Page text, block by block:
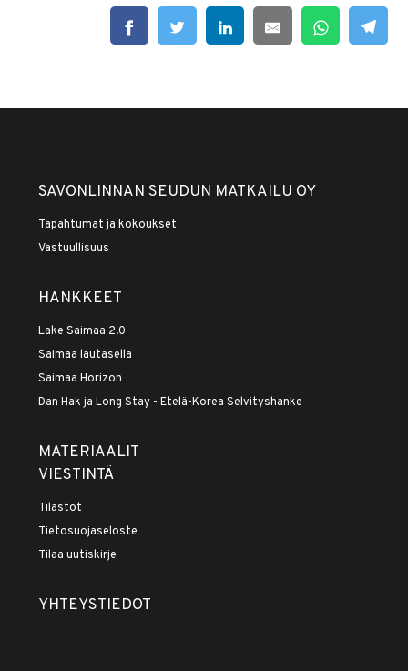
SAVONLINNAN SEUDUN MATKAILU OY
Tapahtumat ja kokoukset
Vastuullisuus
HANKKEET
Lake Saimaa 2.0
Saimaa lautasella
Saimaa Horizon
Dan Hak ja Long Stay - Etelä-Korea Selvityshanke
MATERIAALIT
VIESTINTÄ
Tilastot
Tietosuojaseloste
Tilaa uutiskirje
YHTEYSTIEDOT